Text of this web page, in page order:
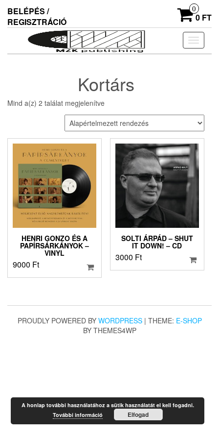
the
BELÉPÉS /
REGISZTRÁCIÓ
0
0 FT
ki/
Kortárs
Mind a(z) 2 találat megjelenítve
HENRI GONZO ÉS A
PAPÍRSÁRKÁNYOK –
VINYL
9000 Ft
SOLTI ÁRPÁD – SHUT
IT DOWN! – CD
3000 Ft
PROUDLY POWERED BY WORDPRESS | THEME: E-SHOP
BY THEMES4WP
A honlap további használatához a sütik használatát el kell fogadni.
További információ
Elfogad